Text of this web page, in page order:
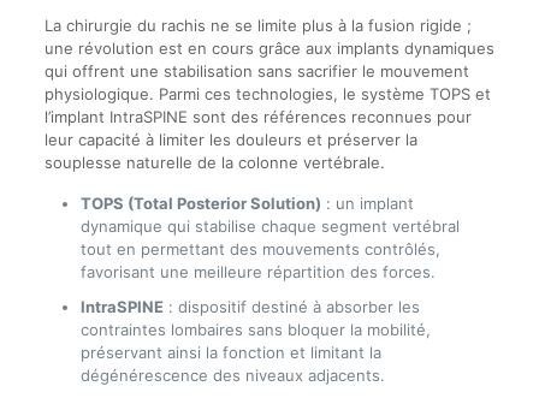
La chirurgie du rachis ne se limite plus à la fusion rigide ;
une révolution est en cours grâce aux implants dynamiques
qui offrent une stabilisation sans sacrifier le mouvement
physiologique. Parmi ces technologies, le système TOPS et
l’implant IntraSPINE sont des références reconnues pour
leur capacité à limiter les douleurs et préserver la
souplesse naturelle de la colonne vertébrale.
TOPS (Total Posterior Solution) : un implant
dynamique qui stabilise chaque segment vertébral
tout en permettant des mouvements contrôlés,
favorisant une meilleure répartition des forces.
IntraSPINE: dispositif destiné à absorber les
contraintes lombaires sans bloquer la mobilité,
préservant ainsi la fonction et limitant la
dégénérescence des niveaux adjacents.